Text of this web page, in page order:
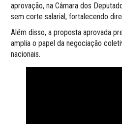
aprovação, na Câmara dos
sem corte salarial, fortalecendo
Além disso, a proposta aprovada
amplia o papel da negociação
nacionais.